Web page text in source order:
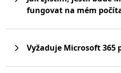
fungovat na mém
Vyžaduje Microsoft